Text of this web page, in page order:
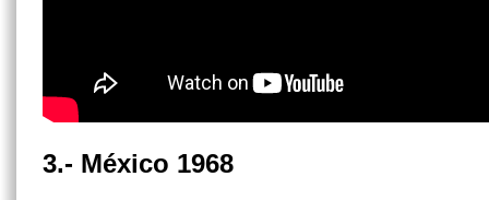
3.- México 1968